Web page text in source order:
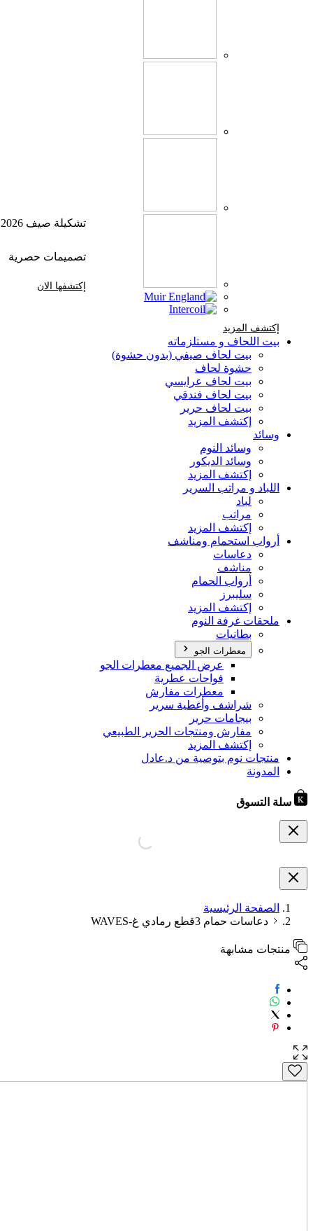
إكتشف المزيد
تشكيلة صيف 2026
تصميمات حصرية
إكتشفها الان
بيت اللحاف و مستلزماته
بيت لحاف صيفي (بدون حشوة)
حشوة لحاف
بيت لحاف عرايسي
بيت لحاف فندقي
بيت لحاف حرير
إكتشف المزيد
وسائد
وسائد النوم
وسائد الديكور
إكتشف المزيد
اللباد و مراتب السرير
لباد
مراتب
إكتشف المزيد
أرواب استحمام ومناشف
دعاسات
مناشف
أرواب الحمام
سليبرز
إكتشف المزيد
ملحقات غرفة النوم
بطانيات
معطرات الجو
عرض الجميع معطرات الجو
فواحات عطرية
معطرات مفارش
شراشف وأغطية سرير
بيجامات حرير
مفارش ومنتجات الحرير الطبيعي
إكتشف المزيد
منتجات نوم بتوصية من د.عادل
المدونة
سلة التسوق
الصفحة الرئيسية
دعاسات حمام 3قطع رمادي غ-WAVES
منتجات مشابهة